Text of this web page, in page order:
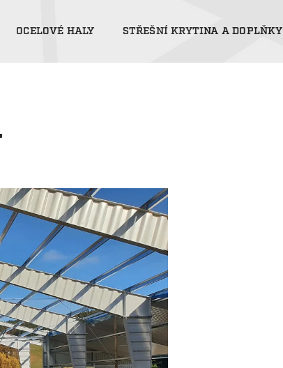
OCELOVÉ HALY STŘEŠNÍ KRYTINA A DOPLŇKY